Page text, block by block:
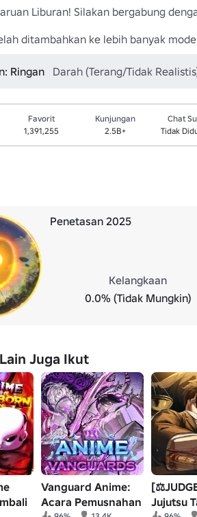
Liburan! Silakan bergabung
ditambahkan ke lebih banyak
Ringan Darah (Terang/Tidak
Favorit
1,391,255
Kunjungan
2.5B+
Chat
Tidak
Penetasan 2025
Kelangkaan
0.0% (Tidak Mungkin)
Juga Ikut
Vanguard Anime:
Acara Pemusnahan
Jujutsu